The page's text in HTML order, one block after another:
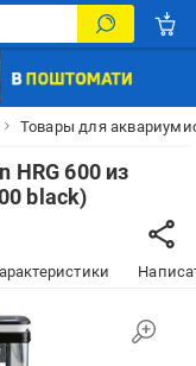
Товары для
HRG 600 из
black)